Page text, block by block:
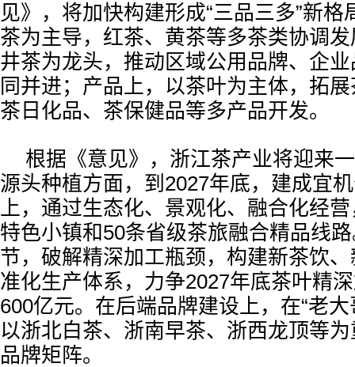
见》，将加快构建形成“三品三多”新
茶为主导，红茶、黄茶等多茶类协调
井茶为龙头，推动区域公用品牌、企
同并进；产品上，以茶叶为主体，拓
茶日化品、茶保健品等多产品开发。
根据《意见》，浙江茶产业将迎来
源头种植方面，到2027年底，建成宜
上，通过生态化、景观化、融合化经
特色小镇和50条省级茶旅融合精品线
节，破解精深加工瓶颈，构建新茶饮
准化生产体系，力争2027年底茶叶精
600亿元。在后端品牌建设上，在“老
以浙北白茶、浙南早茶、浙西龙顶等
品牌矩阵。